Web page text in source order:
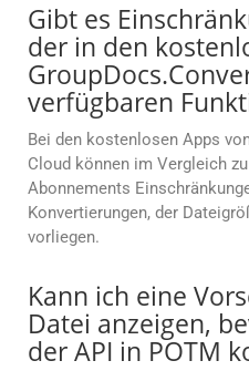
Gibt es
der in den
verfügbaren
Bei den kostenlosen Apps
Cloud können im Vergleich
Abonnements
Konvertierungen, der
vorliegen.
Kann ich eine
Datei anzeigen,
der API in POTM